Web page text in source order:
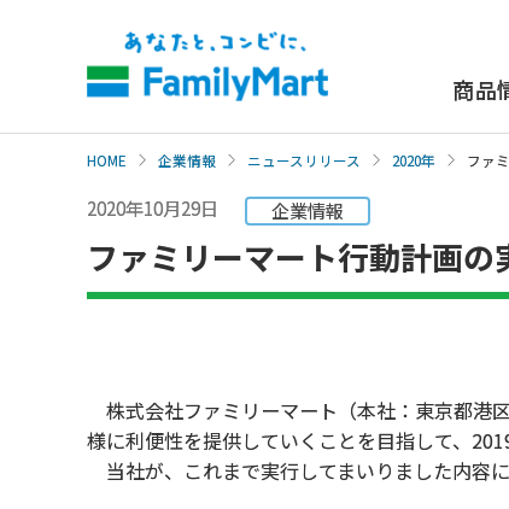
商品
HOME 企業情報 ニュースリリース 2020年 ファ
2020年10月29日 企業情報
ファミリーマート行動計画
株式会社ファミリーマート（本社：東京都港
様に利便性を提供していくことを目指して、
当社が、これまで実行してまいりました内容